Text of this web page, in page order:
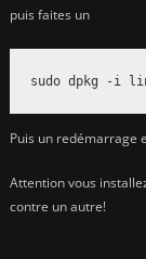
puis faites un
sudo dpkg -i
Puis un redémarrage
Attention vous
contre un autre!